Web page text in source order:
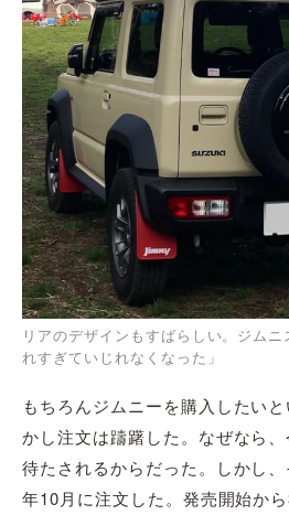
リアのデザインもすばらしい。ジム
れすぎていじれなくなった」
もちろんジムニーを購入したい
かし注文は躊躇した。なぜなら
待たされるからだった。しかし
年10月に注文した。発売開始か